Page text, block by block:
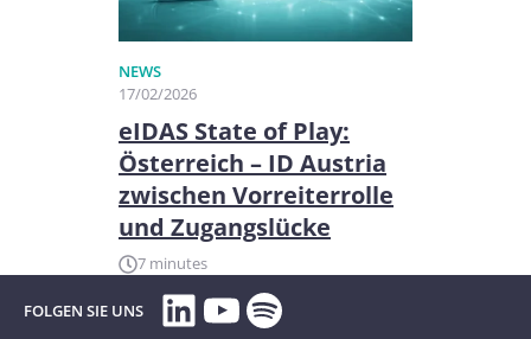
NEWS
17/02/2026
eIDAS State of Play:
Österreich – ID Austria
zwischen Vorreiterrolle
und Zugangslücke
7 minutes
FOLGEN SIE UNS LinkedIn
YouTube
Spotify